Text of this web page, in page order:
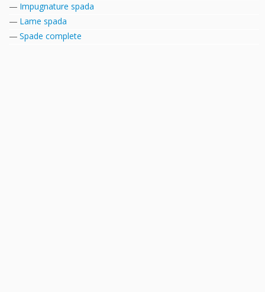
Impugnature spada
Lame spada
Spade complete